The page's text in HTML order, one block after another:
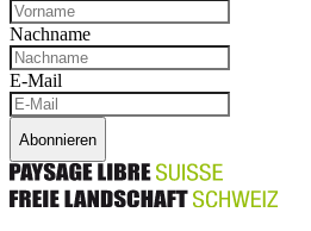
Nachname
E-Mail
Abonnieren